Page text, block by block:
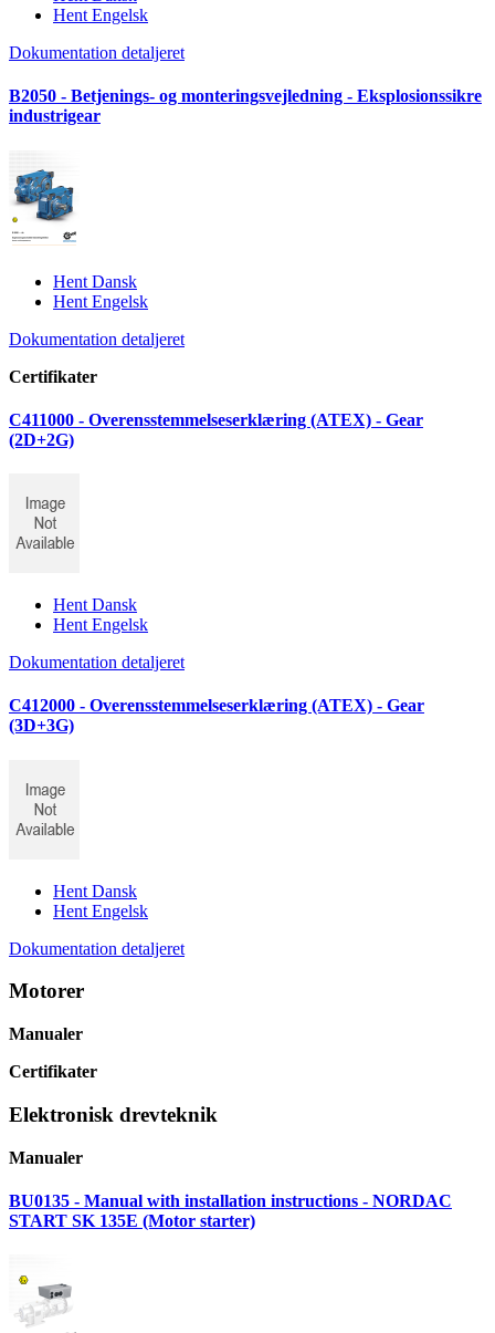
Hent Engelsk
Dokumentation detaljeret
B2050 - Betjenings- og monteringsvejledning - Eksplosionssikre
industrigear
Hent Dansk
Hent Engelsk
Dokumentation detaljeret
Certifikater
C411000 - Overensstemmelseserklæring (ATEX) - Gear
(2D+2G)
Hent Dansk
Hent Engelsk
Dokumentation detaljeret
C412000 - Overensstemmelseserklæring (ATEX) - Gear
(3D+3G)
Hent Dansk
Hent Engelsk
Dokumentation detaljeret
Motorer
Manualer
Certifikater
Elektronisk drevteknik
Manualer
BU0135 - Manual with installation instructions - NORDAC
START SK 135E (Motor starter)